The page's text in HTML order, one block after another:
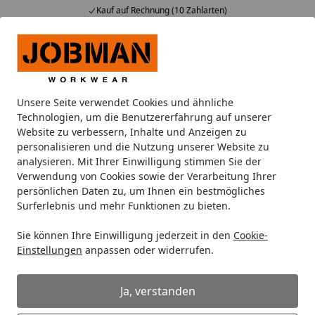
Unsere Seite verwendet Cookies und ähnliche
Technologien, um die Benutzererfahrung auf unserer
Website zu verbessern, Inhalte und Anzeigen zu
personalisieren und die Nutzung unserer Website zu
analysieren. Mit Ihrer Einwilligung stimmen Sie der
Verwendung von Cookies sowie der Verarbeitung Ihrer
persönlichen Daten zu, um Ihnen ein bestmögliches
Surferlebnis und mehr Funktionen zu bieten.
Sie können Ihre Einwilligung jederzeit in den Cookie-
Einstellungen anpassen oder widerrufen.
Ja, verstanden
Kauf auf Rechnung (10 Zahlarten)
Alle Produkte
Mein Konto
Suchen
Startseite
Hosen Jobman Lange Unterhosen 2541
Jobman Lange Unterhosen 2541